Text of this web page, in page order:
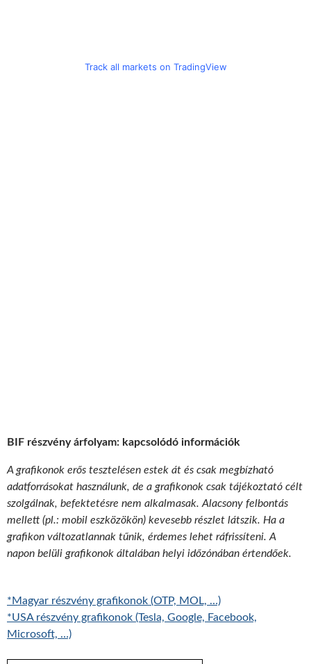
Track all markets on TradingView
BIF részvény árfolyam: kapcsolódó információk
A grafikonok erős tesztelésen estek át és csak megbízható
adatforrásokat használunk, de a grafikonok csak tájékoztató célt
szolgálnak, befektetésre nem alkalmasak. Alacsony felbontás
mellett (pl.: mobil eszközökön) kevesebb részlet látszik. Ha a
grafikon változatlannak tűnik, érdemes lehet ráfrissíteni. A
napon belüli grafikonok általában helyi időzónában értendőek.
*Magyar részvény grafikonok (OTP, MOL, …)
*USA részvény grafikonok (Tesla, Google, Facebook,
Microsoft, …)